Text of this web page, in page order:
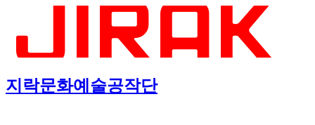
지락문화예술공작단